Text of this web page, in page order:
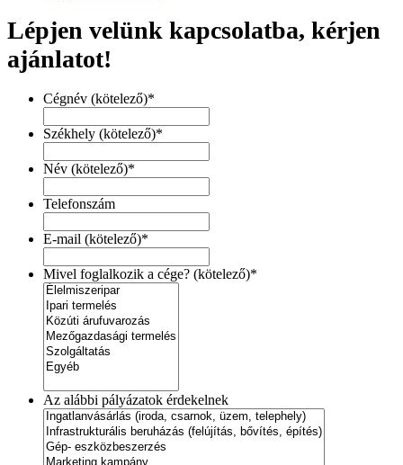
Lépjen velünk kapcsolatba, kérjen
ajánlatot!
Cégnév (kötelező)*
Székhely (kötelező)*
Név (kötelező)*
Telefonszám
E-mail (kötelező)*
Mivel foglalkozik a cége? (kötelező)*
Az alábbi pályázatok érdekelnek